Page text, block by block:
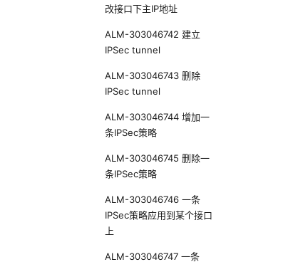
改接口下主IP地址
ALM-303046742 建立
IPSec tunnel
ALM-303046743 删除
IPSec tunnel
ALM-303046744 增加一
条IPSec策略
ALM-303046745 删除一
条IPSec策略
ALM-303046746 一条
IPSec策略应用到某个接口
上
ALM-303046747 一条